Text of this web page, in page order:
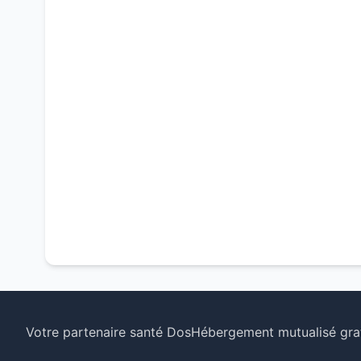
Votre partenaire santé DosHébergement mutualisé